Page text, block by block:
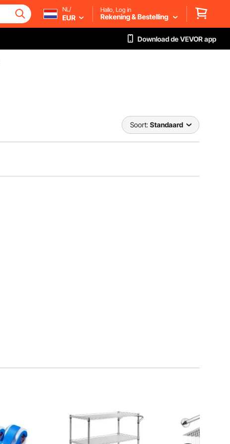
NL/
EUR
Hallo, Log in
Rekening & Bestelling
Download de VEVOR app
Soort: Standaard